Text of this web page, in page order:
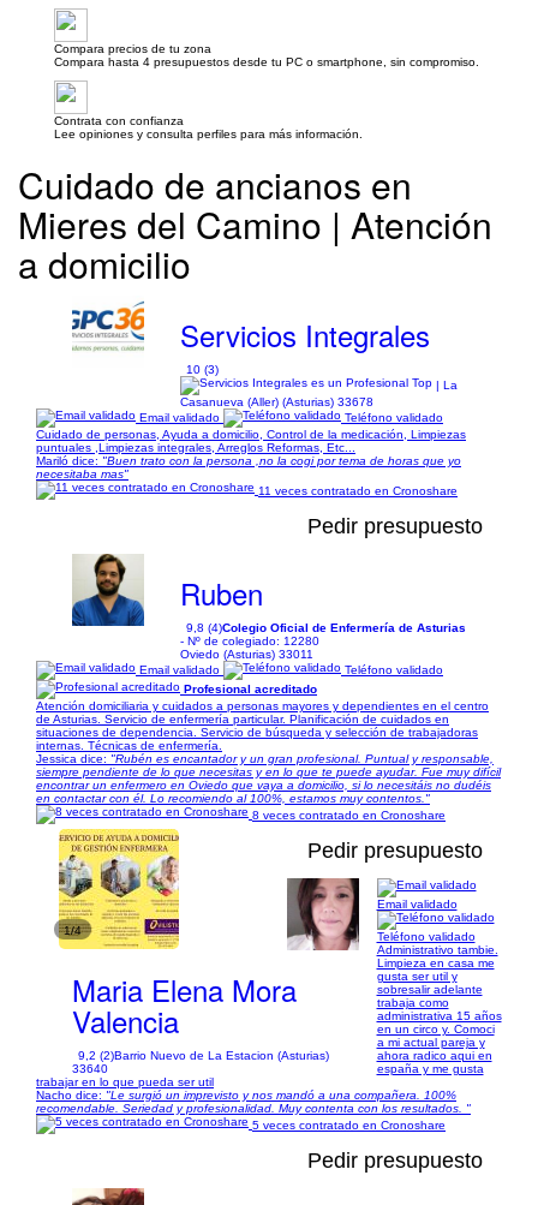
Compara precios de tu zona
Compara hasta 4 presupuestos desde tu PC o smartphone, sin compromiso.
Contrata con confianza
Lee opiniones y consulta perfiles para más información.
Cuidado de ancianos en
Mieres del Camino | Atención
a domicilio
Servicios Integrales
10 (3)
| La
Casanueva (Aller) (Asturias) 33678
Email validado
Teléfono validado
Cuidado de personas, Ayuda a domicilio, Control de la medicación, Limpiezas
puntuales ,Limpiezas integrales, Arreglos Reformas, Etc...
Mariló dice: "Buen trato con la persona ,no la cogi por tema de horas que yo
necesitaba mas"
11 veces contratado en Cronoshare
Pedir presupuesto
Ruben
9,8 (4)Colegio Oficial de Enfermería de Asturias
- Nº de colegiado: 12280
Oviedo (Asturias) 33011
Email validado
Teléfono validado
Profesional acreditado
Atención domiciliaria y cuidados a personas mayores y dependientes en el centro
de Asturias. Servicio de enfermería particular. Planificación de cuidados en
situaciones de dependencia. Servicio de búsqueda y selección de trabajadoras
internas. Técnicas de enfermería.
Jessica dice: "Rubén es encantador y un gran profesional. Puntual y responsable,
siempre pendiente de lo que necesitas y en lo que te puede ayudar. Fue muy difícil
encontrar un enfermero en Oviedo que vaya a domicilio, si lo necesitáis no dudéis
en contactar con él. Lo recomiendo al 100%, estamos muy contentos."
8 veces contratado en Cronoshare
1/4
Pedir presupuesto
Maria Elena Mora
Valencia
9,2 (2)Barrio Nuevo de La Estacion (Asturias)
33640
Email validado
Teléfono validado
Administrativo tambie.
Limpieza en casa me
gusta ser util y
sobresalir adelante
trabaja como
administrativa 15 años
en un circo y. Comoci
a mi actual pareja y
ahora radico aqui en
españa y me gusta
trabajar en lo que pueda ser util
Nacho dice: "Le surgió un imprevisto y nos mandó a una compañera. 100%
recomendable. Seriedad y profesionalidad. Muy contenta con los resultados. "
5 veces contratado en Cronoshare
Pedir presupuesto